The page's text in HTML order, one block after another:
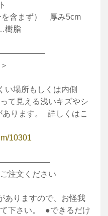
を含まず） 厚み5cm
樹脂
場所もしくは内側
て見える浅いキズやシ
あります。 詳しくはこ
10301
注文ください
ありますので、お怪我
下さい。 ●できるだけ